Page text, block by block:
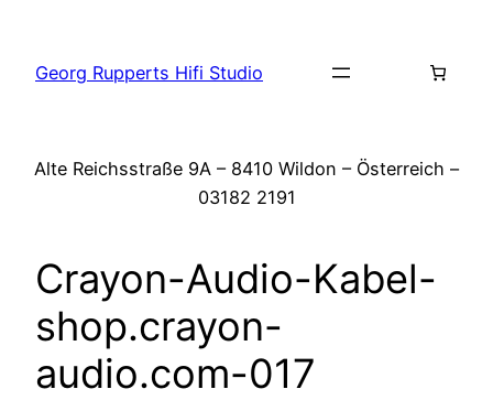
springen
Georg Rupperts Hifi Studio
Alte Reichsstraße 9A – 8410 Wildon – Österreich –
03182 2191
Crayon-Audio-Kabel-
shop.crayon-
audio.com-017